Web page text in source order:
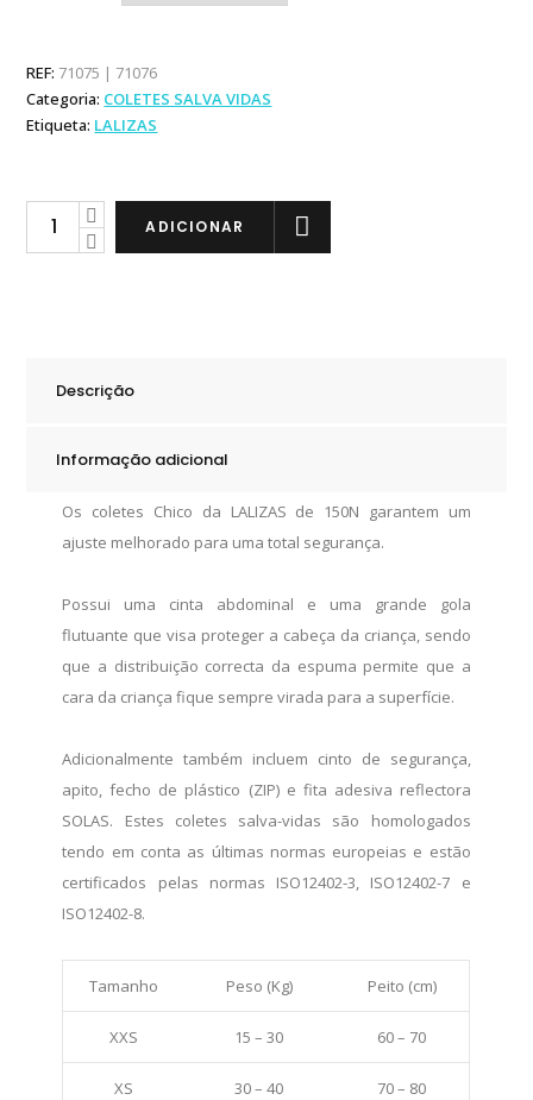
REF: 71075 | 71076
Categoria: COLETES SALVA VIDAS
Etiqueta: LALIZAS
Lalizas
quantity
ADICIONAR
Descrição
Informação adicional
Os coletes Chico da LALIZAS de 150N garantem um
ajuste melhorado para uma total segurança.
Possui uma cinta abdominal e uma grande gola
flutuante que visa proteger a cabeça da criança, sendo
que a distribuição correcta da espuma permite que a
cara da criança fique sempre virada para a superfície.
Adicionalmente também incluem cinto de segurança,
apito, fecho de plástico (ZIP) e fita adesiva reflectora
SOLAS. Estes coletes salva-vidas são homologados
tendo em conta as últimas normas europeias e estão
certificados pelas normas ISO12402-3, ISO12402-7 e
ISO12402-8.
Tamanho Peso (Kg) Peito (cm)
XXS 15 – 30 60 – 70
XS 30 – 40 70 – 80